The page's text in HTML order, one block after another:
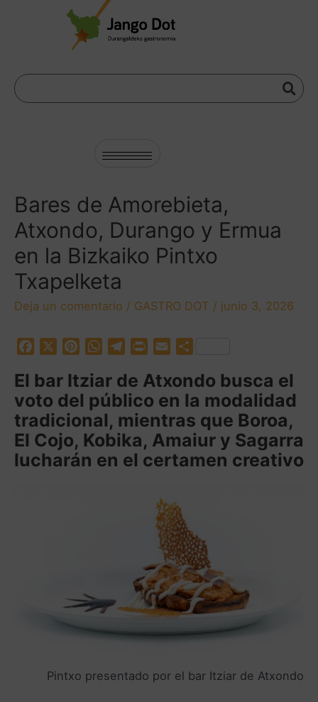
Bares de Amorebieta,
Atxondo, Durango y Ermua
en la Bizkaiko Pintxo
Txapelketa
Deja un comentario / GASTRO DOT / junio 3, 2026
c
e
b
o
o
k
n
t
e
e
s
W
a
t
s
A
p
p
e
g
a
m
i
n
t
a
i
l
m
p
a
r
t
El bar Itziar de Atxondo busca el
voto del público en la modalidad
tradicional, mientras que Boroa,
El Cojo, Kobika, Amaiur y Sagarra
lucharán en el certamen creativo
Pintxo presentado por el bar Itziar de Atxondo